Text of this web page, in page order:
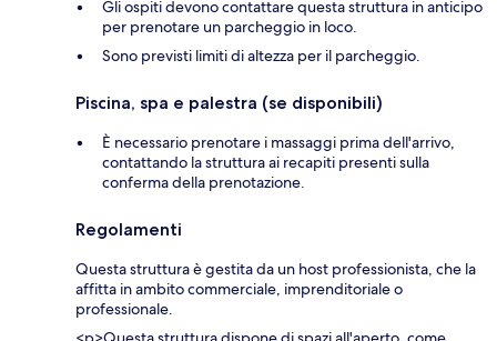
Gli ospiti devono contattare questa struttura in anticipo
per prenotare un parcheggio in loco.
Sono previsti limiti di altezza per il parcheggio.
Piscina, spa e palestra (se disponibili)
È necessario prenotare i massaggi prima dell'arrivo,
contattando la struttura ai recapiti presenti sulla
conferma della prenotazione.
Regolamenti
Questa struttura è gestita da un host professionista, che la
affitta in ambito commerciale, imprenditoriale o
professionale.